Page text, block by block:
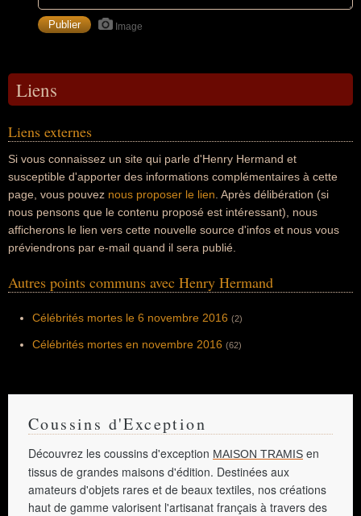
Image
Liens
Liens externes
Si vous connaissez un site qui parle d'Henry Hermand et
susceptible d'apporter des informations complémentaires à cette
page, vous pouvez nous proposer le lien . Après délibération (si
nous pensons que le contenu proposé est intéressant), nous
afficherons le lien vers cette nouvelle source d'infos et nous vous
préviendrons par e-mail quand il sera publié.
Autres points communs avec Henry Hermand
Célébrités mortes le 6 novembre 2016 (2)
Célébrités mortes en novembre 2016 (62)
Coussins d'Exception
Découvrez les coussins d'exception MAISON TRAMIS en
tissus de grandes maisons d'édition. Destinées aux
amateurs d'objets rares et de beaux textiles, nos créations
haut de gamme valorisent l'artisanat français à travers des